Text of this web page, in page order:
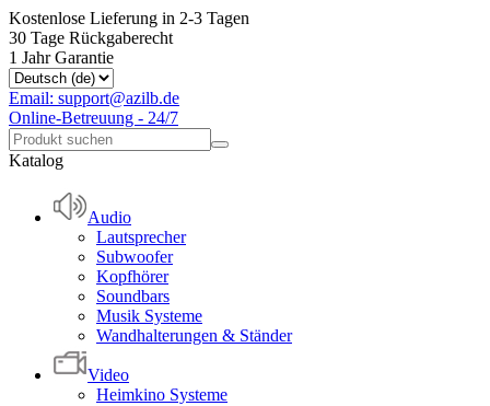
Kostenlose Lieferung in 2-3 Tagen
30 Tage Rückgaberecht
1 Jahr Garantie
Email: support@azilb.de
Online-Betreuung - 24/7
Katalog
Audio
Lautsprecher
Subwoofer
Kopfhörer
Soundbars
Musik Systeme
Wandhalterungen & Ständer
Video
Heimkino Systeme